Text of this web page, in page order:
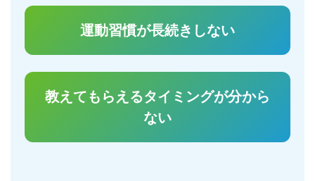
運動習慣が長続きしない
教えてもらえるタイミングが分から
ない